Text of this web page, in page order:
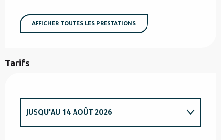
AFFICHER TOUTES LES PRESTATIONS
Tarifs
JUSQU'AU 14 AOÛT 2026